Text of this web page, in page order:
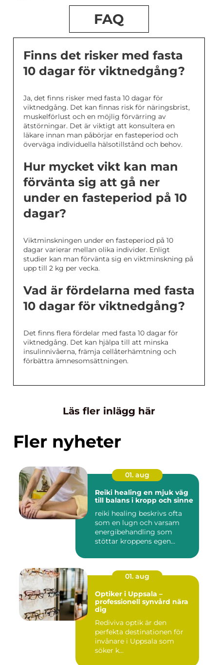
FAQ
Finns det risker med fasta
10 dagar för viktnedgång?
Ja, det finns risker med fasta 10 dagar för
viktnedgång. Det kan finnas risk för näringsbrist,
muskelförlust och en möjlig förvärring av
ätstörningar. Det är viktigt att konsultera en
läkare innan man påbörjar en fasteperiod och
överväga individuella hälsotillstånd och behov.
Hur mycket vikt kan man
förvänta sig att gå ner
under en fasteperiod på 10
dagar?
Viktminskningen under en fasteperiod på 10
dagar varierar mellan olika individer. Enligt
studier kan man förvänta sig en viktminskning på
upp till 2 kg per vecka.
Vad är fördelarna med fasta
10 dagar för viktnedgång?
Det finns flera fördelar med fasta 10 dagar för
viktnedgång. Det kan hjälpa till att minska
insulinnivåerna, främja cellåterhämtning och
förbättra ämnesomsättningen.
Läs fler inlägg här
Fler nyheter
01. aug
Reiki healing en mjuk väg
till balans i kropp och sinne
reiki healing beskrivs ofta
som en lugn och varsam
energibehandling som
stöttar kroppens egen
01. aug
Optiker i Uppsala –
professionell synvård nära
dig
Rediviva optik är den
perfekta destinationen för
invånare i Uppsala som
söker k...